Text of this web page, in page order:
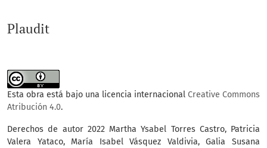
matemática resolución de problemas: Una revisión
Beto Orlando Asqui Lema (2024)
Recursos educativos digitales para mejorar el
aprendizaje en matemáticas. Esprint Investigación, 3(1),
59.
Plaudit
Esta obra está bajo una licencia internacional Creative Commons
Atribución 4.0.
Derechos de autor 2022 Martha Ysabel Torres Castro, Patricia
Valera Yataco, María Isabel Vásquez Valdivia, Galia Susana